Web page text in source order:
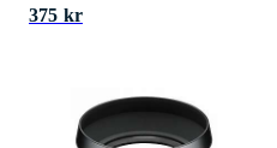
375 kr